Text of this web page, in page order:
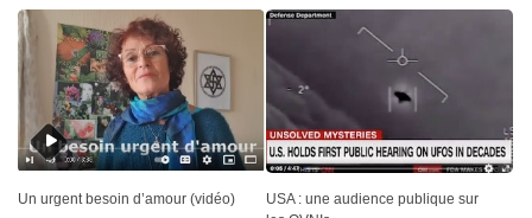
Un urgent besoin d’amour (vidéo)
USA : une audience publique sur